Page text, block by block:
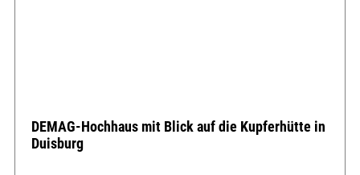
DEMAG-Hochhaus mit Blick auf die Kupferhütte in
Duisburg